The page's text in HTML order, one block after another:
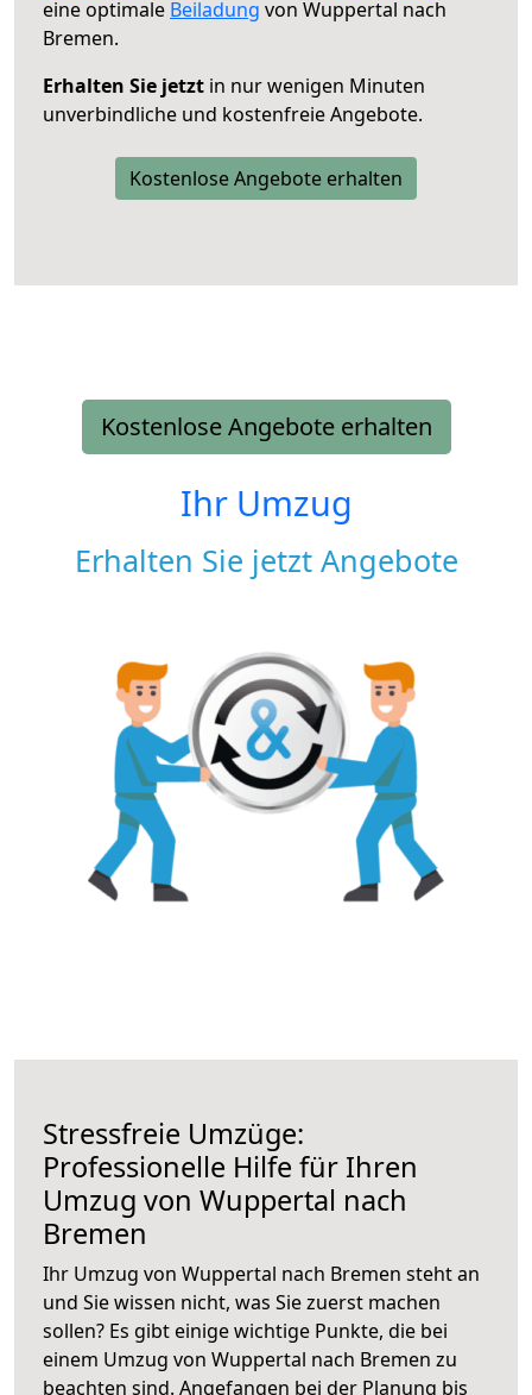
eine optimale Beiladung von Wuppertal nach
Bremen.
Erhalten Sie jetzt in nur wenigen Minuten
unverbindliche und kostenfreie Angebote.
Kostenlose Angebote erhalten
Kostenlose Angebote erhalten
Ihr Umzug
Erhalten Sie jetzt Angebote
Stressfreie Umzüge:
Professionelle Hilfe für Ihren
Umzug von Wuppertal nach
Bremen
Ihr Umzug von Wuppertal nach Bremen steht an
und Sie wissen nicht, was Sie zuerst machen
sollen? Es gibt einige wichtige Punkte, die bei
einem Umzug von Wuppertal nach Bremen zu
beachten sind. Angefangen bei der Planung bis